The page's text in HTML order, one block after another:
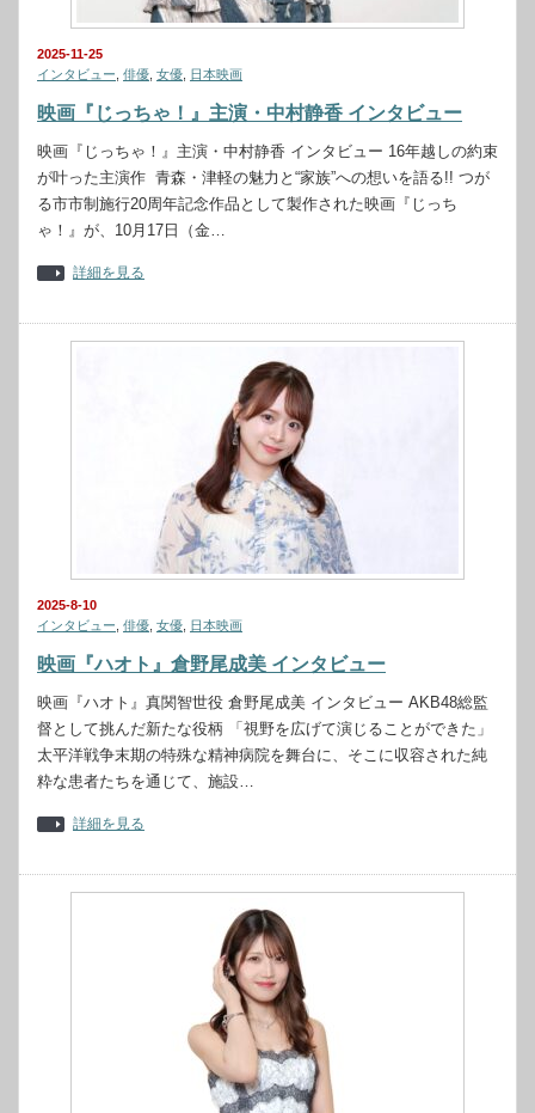
2025-11-25
インタビュー 俳優 女優 日本映画
映画『じっちゃ！』主演・中村静香 インタビュー
映画『じっちゃ！』主演・中村静香 インタビュー 16年越しの約束
が叶った主演作 青森・津軽の魅力と“家族”への想いを語る!! つが
る市市制施行20周年記念作品として製作された映画『じっち
ゃ！』が、10月17日（金…
詳細を見る
2025-8-10
インタビュー 俳優 女優 日本映画
映画『ハオト』倉野尾成美 インタビュー
映画『ハオト』真関智世役 倉野尾成美 インタビュー AKB48総監
督として挑んだ新たな役柄 「視野を広げて演じることができた」
太平洋戦争末期の特殊な精神病院を舞台に、そこに収容された純
粋な患者たちを通じて、施設…
詳細を見る